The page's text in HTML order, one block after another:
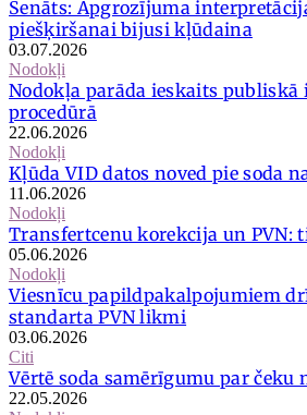
Senāts: Apgrozījuma
piešķiršanai bijusi kļūdaina
03.07.2026
Nodokļi
Nodokļa parāda ieskaits publiskā
procedūrā
22.06.2026
Nodokļi
Kļūda VID datos noved pie soda
11.06.2026
Nodokļi
Transfertcenu korekcija un PVN:
05.06.2026
Nodokļi
Viesnīcu papildpakalpojumiem
standarta PVN likmi
03.06.2026
Citi
Vērtē soda samērīgumu par čeku
22.05.2026